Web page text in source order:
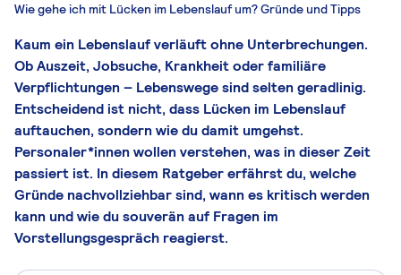
Wie gehe ich mit Lücken im Lebenslauf um? Gründe und Tipps
Kaum ein Lebenslauf verläuft ohne Unterbrechungen.
Ob Auszeit, Jobsuche, Krankheit oder familiäre
Verpflichtungen – Lebenswege sind selten geradlinig.
Entscheidend ist nicht, dass Lückenim Lebenslauf
auftauchen, sondern wie du damit umgehst.
Personaler*innen wollen verstehen, was in dieser Zeit
passiert ist. In diesem Ratgeber erfährst du, welche
Gründe nachvollziehbar sind, wann es kritisch werden
kann und wie du souverän auf Fragen im
Vorstellungsgespräch reagierst.